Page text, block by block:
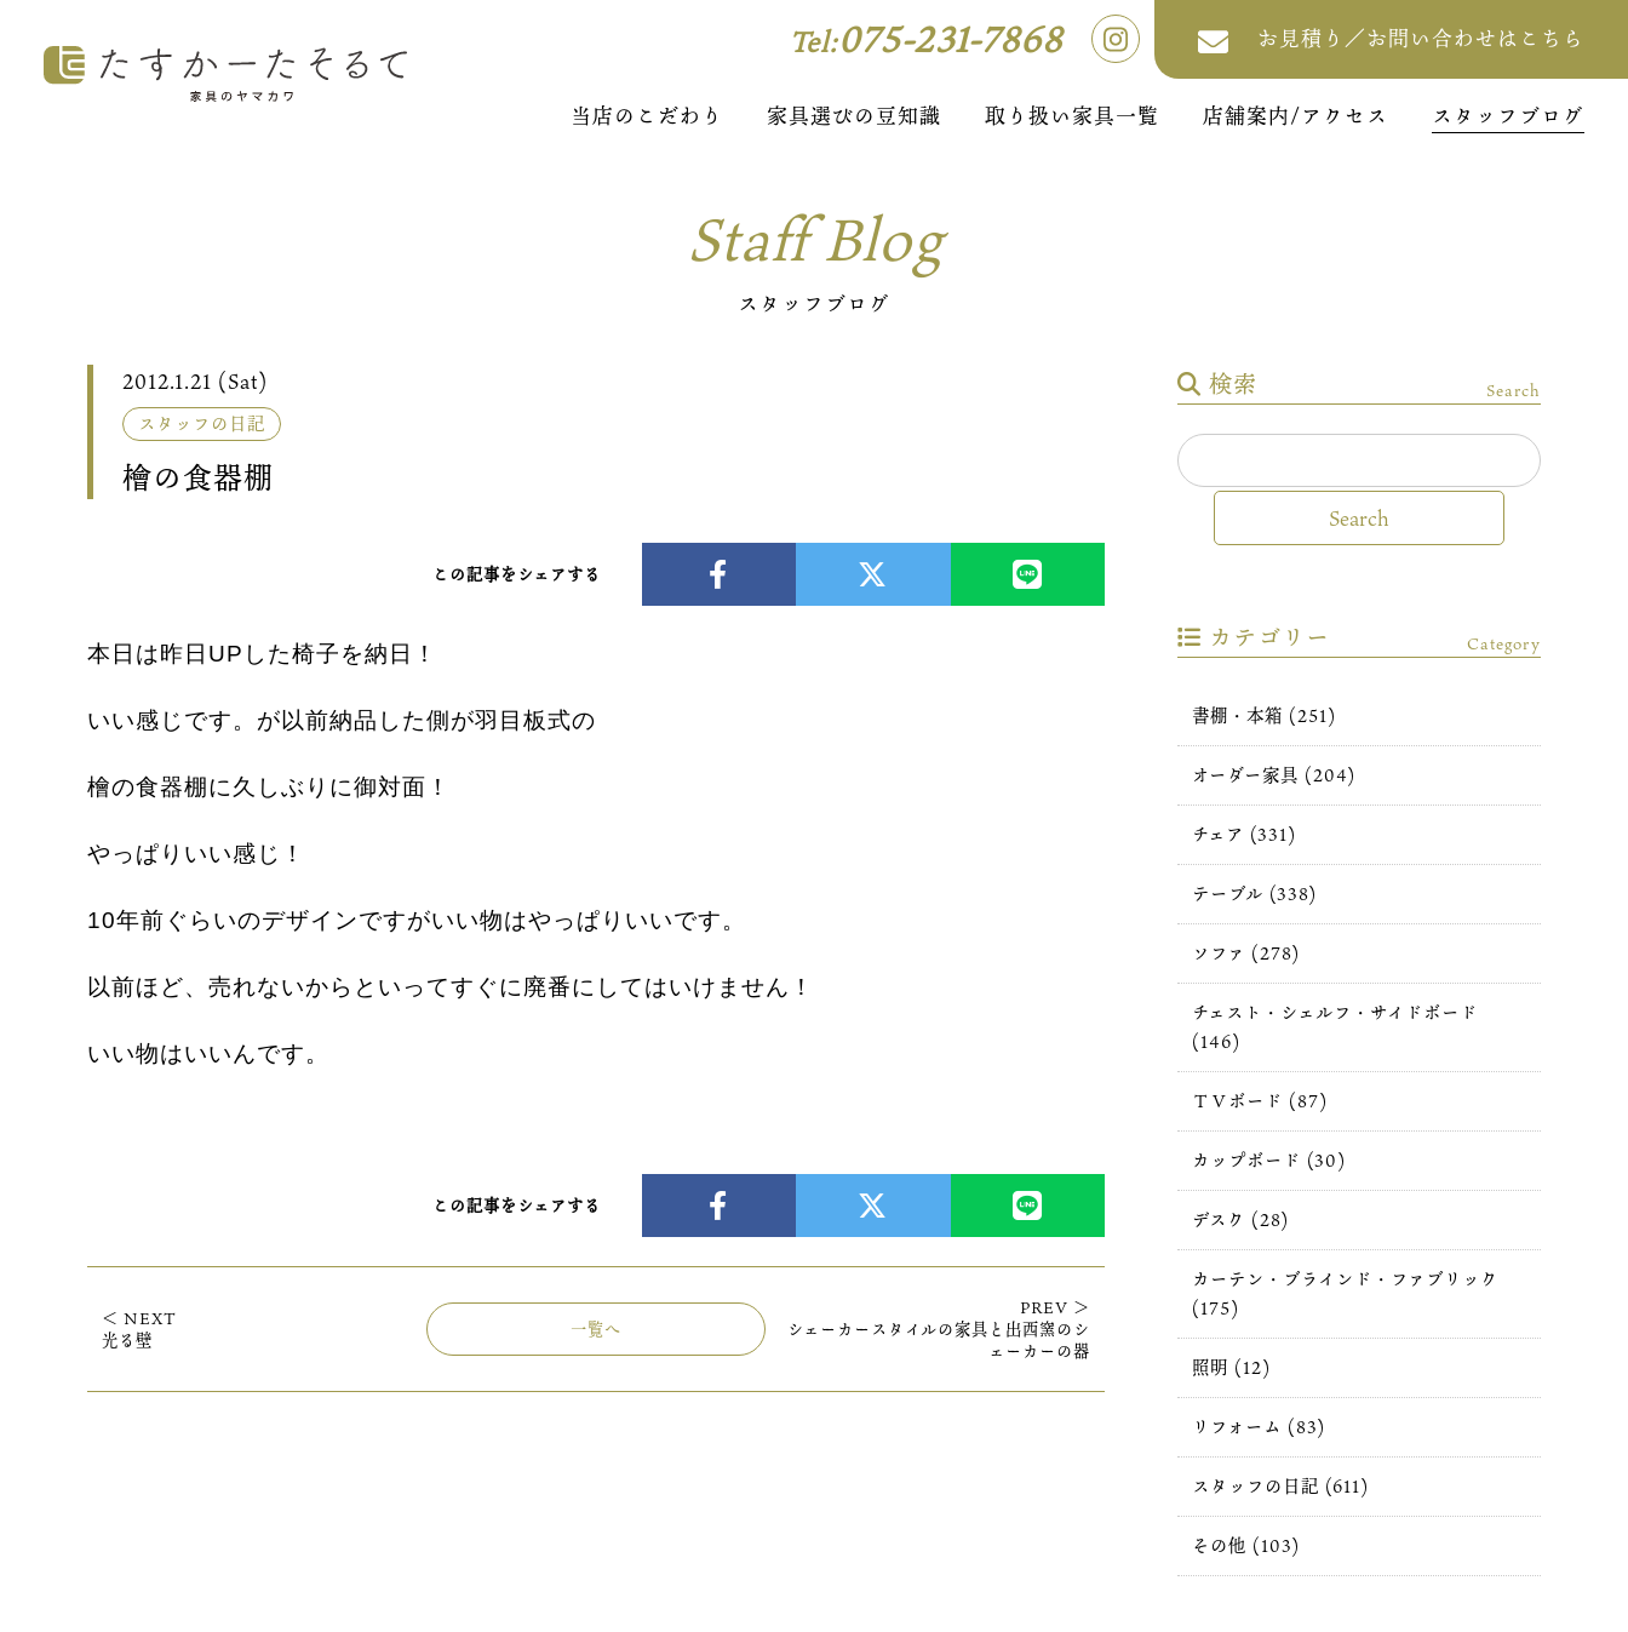
Tel:075-231-7868 お見積り／お問い合わせはこちら
当店のこだわり 家具選びの豆知識 取り扱い家具一覧 店舗案内/アクセス スタッフブログ
Staff Blog
スタッフブログ
2012.1.21 (Sat)
スタッフの日記
檜の食器棚
この記事をシェアする
本日は昨日UPした椅子を納日！
いい感じです。が以前納品した側が羽目板式の
檜の食器棚に久しぶりに御対面！
やっぱりいい感じ！
10年前ぐらいのデザインですがいい物はやっぱりいいです。
以前ほど、売れないからといってすぐに廃番にしてはいけません！
いい物はいいんです。
この記事をシェアする
＜ NEXT
光る壁
一覧へ
PREV ＞
シェーカースタイルの家具と出西窯のシ
ェーカーの器
検索 Search
カテゴリー Category
書棚・本箱 (251)
オーダー家具 (204)
チェア (331)
テーブル (338)
ソファ (278)
チェスト・シェルフ・サイドボード
(146)
ＴＶボード (87)
カップボード (30)
デスク (28)
カーテン・ブラインド・ファブリック
(175)
照明 (12)
リフォーム (83)
スタッフの日記 (611)
その他 (103)